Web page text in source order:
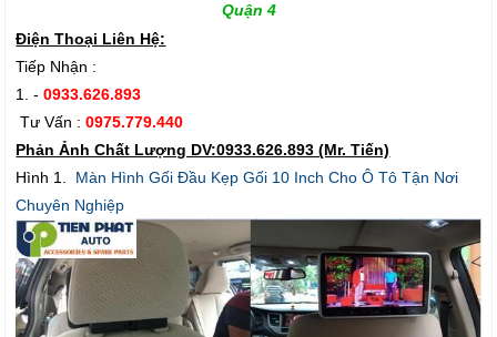
Quận 4
Điện Thoại Liên Hệ:
Tiếp Nhận :
1. -0933.626.893
Tư Vấn :0975.779.440
Phản Ảnh Chất Lượng DV:0933.626.893 (Mr. Tiến)
Hình 1. Màn Hình Gối Đầu Kẹp Gối 10 Inch Cho Ô Tô Tận Nơi
Chuyên Nghiệp